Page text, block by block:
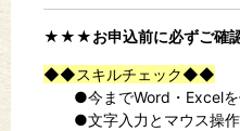
★★★お申込前に必ずご確
◆◆スキルチェック◆◆
●今までWord・Excelを
●文字入力とマウス操作